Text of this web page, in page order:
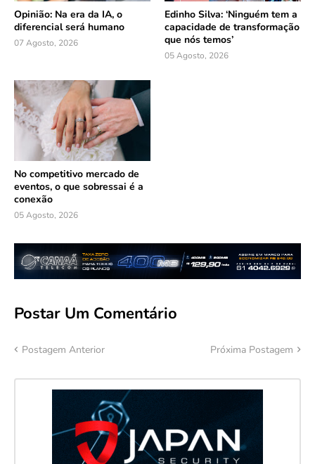
Opinião: Na era da IA, o
diferencial será humano
07 Agosto, 2026
Edinho Silva: ‘Ninguém tem a
capacidade de transformação
que nós temos’
05 Agosto, 2026
No competitivo mercado de
eventos, o que sobressai é a
conexão
05 Agosto, 2026
Postar Um Comentário
Postagem Anterior Próxima Postagem